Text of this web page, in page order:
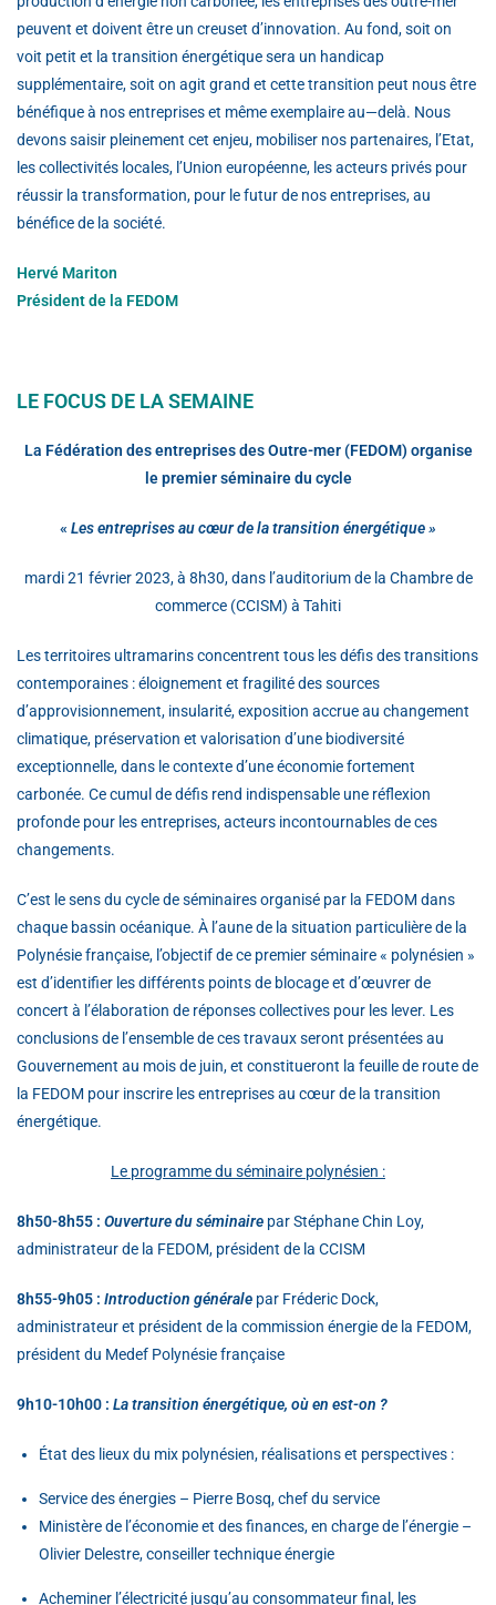
peuvent et doivent être un creuset d’innovation. Au fond, soit on
voit petit et la transition énergétique sera un handicap
supplémentaire, soit on agit grand et cette transition peut nous être
bénéfique à nos entreprises et même exemplaire au—delà. Nous
devons saisir pleinement cet enjeu, mobiliser nos partenaires, l’Etat,
les collectivités locales, l’Union européenne, les acteurs privés pour
réussir la transformation, pour le futur de nos entreprises, au
bénéfice de la société.
Hervé Mariton
Président de la FEDOM
LE FOCUS DE LA SEMAINE
La Fédération des entreprises des Outre-mer (FEDOM) organise
le premier séminaire du cycle
« Les entreprises au cœur de la transition énergétique »
mardi 21 février 2023, à 8h30, dans l’auditorium de la Chambre de
commerce (CCISM) à Tahiti
Les territoires ultramarins concentrent tous les défis des transitions
contemporaines : éloignement et fragilité des sources
d’approvisionnement, insularité, exposition accrue au changement
climatique, préservation et valorisation d’une biodiversité
exceptionnelle, dans le contexte d’une économie fortement
carbonée. Ce cumul de défis rend indispensable une réflexion
profonde pour les entreprises, acteurs incontournables de ces
changements.
C’est le sens du cycle de séminaires organisé par la FEDOM dans
chaque bassin océanique. À l’aune de la situation particulière de la
Polynésie française, l’objectif de ce premier séminaire « polynésien »
est d’identifier les différents points de blocage et d’œuvrer de
concert à l’élaboration de réponses collectives pour les lever. Les
conclusions de l’ensemble de ces travaux seront présentées au
Gouvernement au mois de juin, et constitueront la feuille de route de
la FEDOM pour inscrire les entreprises au cœur de la transition
énergétique.
Le programme du séminaire polynésien :
8h50-8h55 : Ouverture du séminaire par Stéphane Chin Loy,
administrateur de la FEDOM, président de la CCISM
8h55-9h05 : Introduction générale par Fréderic Dock,
administrateur et président de la commission énergie de la FEDOM,
président du Medef Polynésie française
9h10-10h00 : La transition énergétique, où en est-on ?
État des lieux du mix polynésien, réalisations et perspectives :
Service des énergies – Pierre Bosq, chef du service
Ministère de l’économie et des finances, en charge de l’énergie –
Olivier Delestre, conseiller technique énergie
Acheminer l’électricité jusqu’au consommateur final, les